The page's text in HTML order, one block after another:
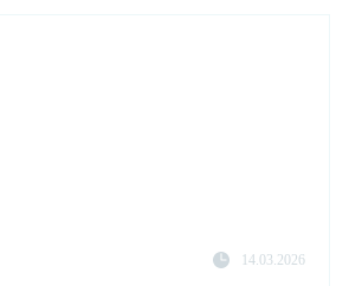
14.03.2026